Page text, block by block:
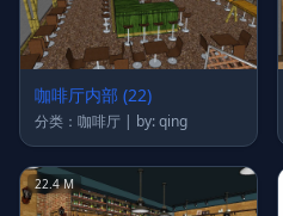
咖啡厅内部 (22)
分类：咖啡厅 | by: qing
22.4 M